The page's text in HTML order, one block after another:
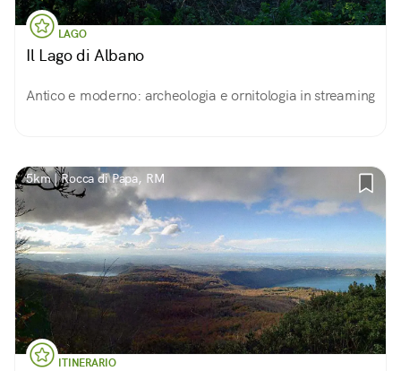
LAGO
Il Lago di Albano
Antico e moderno: archeologia e ornitologia in streaming
5km | Rocca di Papa, RM
ITINERARIO